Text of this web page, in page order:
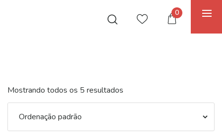
0
Mostrando todos os 5 resultados